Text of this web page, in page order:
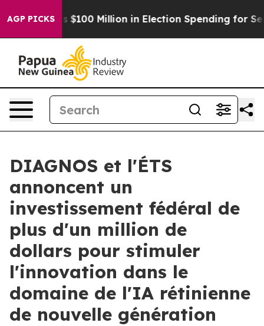
AGP PICKS
Tops $100 Million in Election Spending for Second
DIAGNOS et l'ÉTS
annoncent un
investissement fédéral de
plus d'un million de
dollars pour stimuler
l'innovation dans le
domaine de l'IA rétinienne
de nouvelle génération